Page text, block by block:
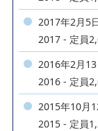
2017年2月5
2017 - 定員
2016年2月
2016 - 定員
2015年10月
2015 - 定員